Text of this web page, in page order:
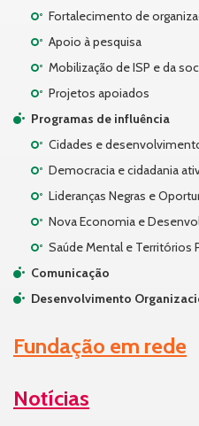
Fortalecimento de
Apoio à pesquisa
Mobilização de ISP e da
Projetos apoiados
Programas de influência
Cidades e
Democracia e cidadania
Lideranças Negras e
Nova Economia e
Saúde Mental e Territórios
Comunicação
Desenvolvimento
Fundação em rede
Notícias